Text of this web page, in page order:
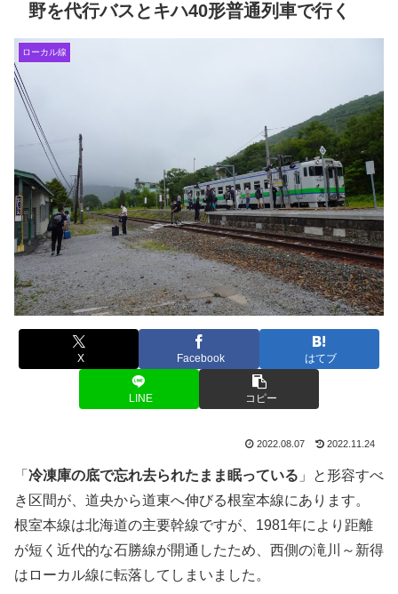
野を代行バスとキハ40形普通列車で行く
ローカル線
X Facebook はてブ
LINE コピー
2022.08.07 2022.11.24
「 冷凍庫の底で忘れ去られたまま眠っている 」と形容すべ
き区間が、道央から道東へ伸びる根室本線にあります。
根室本線は北海道の主要幹線ですが、1981年により距離
が短く近代的な石勝線が開通したため、西側の滝川～新得
はローカル線に転落してしまいました。